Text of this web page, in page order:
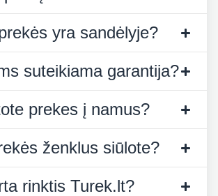
yra sandėlyje?
suteikiama garantija?
prekes į namus?
ženklus siūlote?
rinktis Turek.lt?